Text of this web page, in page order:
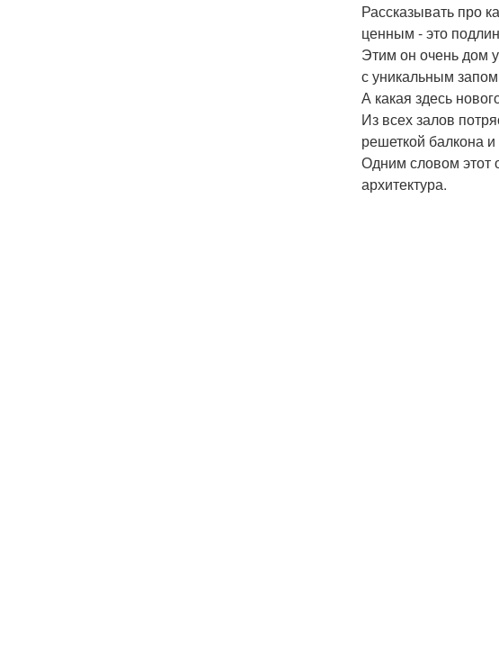
Рассказывать про
ценным - это
Этим он очень дом
с уникальным
А какая здесь
Из всех залов
решеткой балкона
Одним словом этот
архитектура.